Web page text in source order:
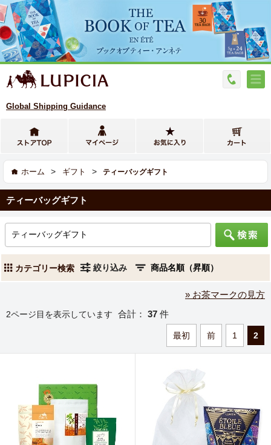
Global Shipping Guidance
ホーム > ギフト > ティーバッグギフト
ティーバッグギフト
カテゴリー検索 絞り込み
» お茶マークの見方
2ページ目を表示しています 合計： 37 件
最初 前 1 2